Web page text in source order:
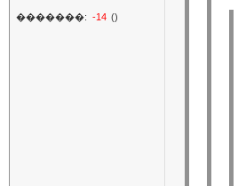
�������: -14 ()